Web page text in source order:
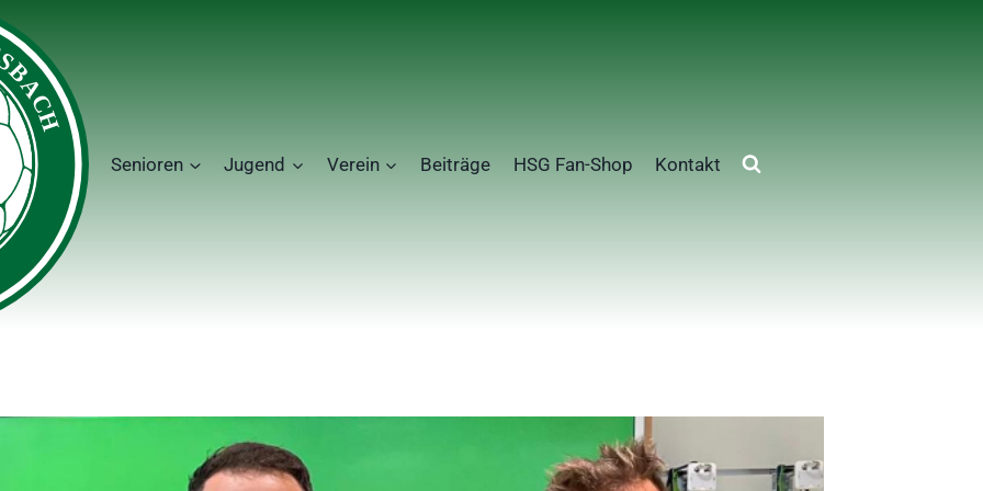
Senioren Jugend Verein Beiträge HSG Fan-Shop Kontakt